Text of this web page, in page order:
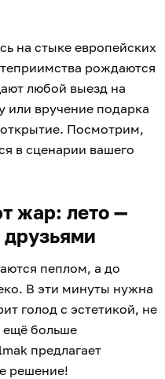
на стыке европейских
рождаются
любой выезд на
вручение подарка
Посмотрим,
в сценарии вашего
жар: лето —
пеплом, а до
В эти минуты нужна
голод с эстетикой, не
ещё больше
предлагает
решение!